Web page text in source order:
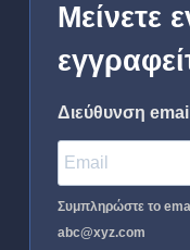
Μείνετε
Διεύθυνση email
Συμπληρώστε το
abc@xyz.com